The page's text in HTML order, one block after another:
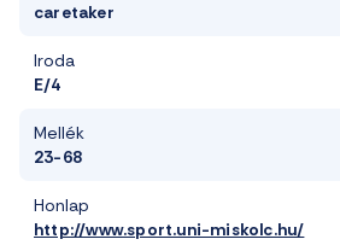
caretaker
Iroda
E/4
Mellék
23-68
Honlap
http://www.sport.uni-miskolc.hu/